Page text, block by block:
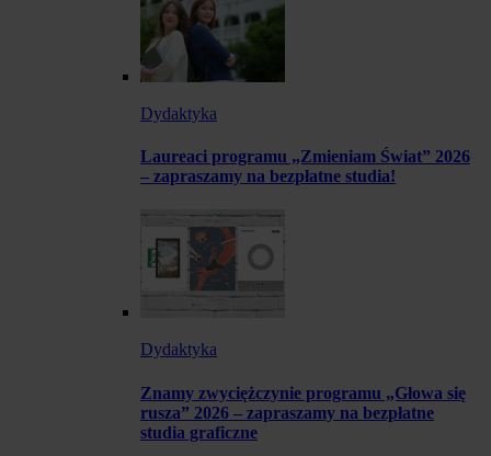
Dydaktyka
Laureaci programu „Zmieniam Świat” 2026
– zapraszamy na bezpłatne studia!
Dydaktyka
Znamy zwyciężczynie programu „Głowa się
rusza” 2026 – zapraszamy na bezpłatne
studia graficzne